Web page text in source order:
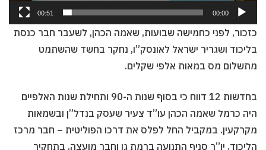
00:00
00:51
כזכור, לפני כחמישה שבועות, שאמה הכהן, לשעבר חבר כנסת
בליכוד ושגריר ישראל לאונסק”ו, נחקר בחשד שהשתמט
מתשלום מס במאות אלפי שקלים.
בחדשות 12 דווח כי בסוף שנות ה-90 ותחילת שנות האלפיים
היה כרמל שאמה הכהן עו”ד צעיר שעסק בנדל”ן ובשמאות
מקרקעין. במקביל החל לפלס את דרכו הפוליטית – חבר מרכז
הליכוד, יו”ר סניף התנועה ברמת גן וחבר מועצה. בתחקיר